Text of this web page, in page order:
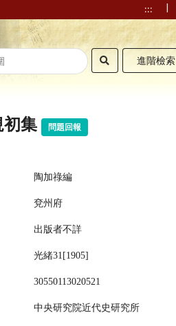
::: |
進階檢索
初集 問題回報
陶加祿編
兗州府
出版者不詳
光緒31[1905]
30550113020521
中央研究院近代史研究所